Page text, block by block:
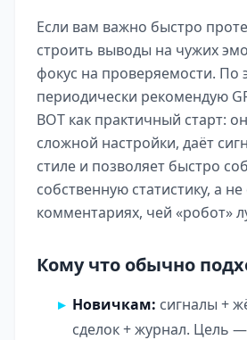
Если вам важно быстро
строить выводы на чужих
фокус на проверяемости. По
периодически рекомендую
BOT как практичный старт:
сложной настройки, даёт
стиле и позволяет быстро
собственную статистику, а
комментариях, чей «робот»
Кому что обычно
Новичкам: сигналы +
сделок + журнал. Цель